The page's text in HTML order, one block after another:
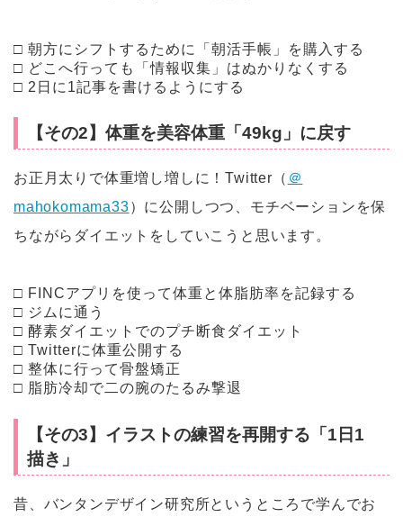
□ 朝方にシフトするために「朝活手帳」を購入する
□ どこへ行っても「情報収集」はぬかりなくする
□ 2日に1記事を書けるようにする
【その2】体重を美容体重「49kg」に戻す
お正月太りで体重増し増しに！Twitter（ ＠
mahokomama33）に公開しつつ、モチベーションを保
ちながらダイエットをしていこうと思います。
□ FINCアプリを使って体重と体脂肪率を記録する
□ ジムに通う
□ 酵素ダイエットでのプチ断食ダイエット
□ Twitterに体重公開する
□ 整体に行って骨盤矯正
□ 脂肪冷却で二の腕のたるみ撃退
【その3】イラストの練習を再開する「1日1
描き」
昔、バンタンデザイン研究所というところで学んでお